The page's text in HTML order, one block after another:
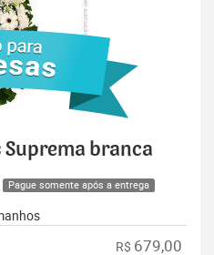
Suprema branca
Pague somente após a entrega
R$ 679,00